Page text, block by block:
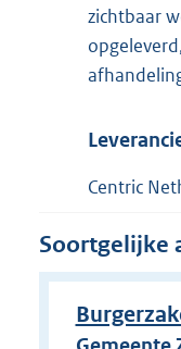
zichtbaar
Centric
Soortgelijke